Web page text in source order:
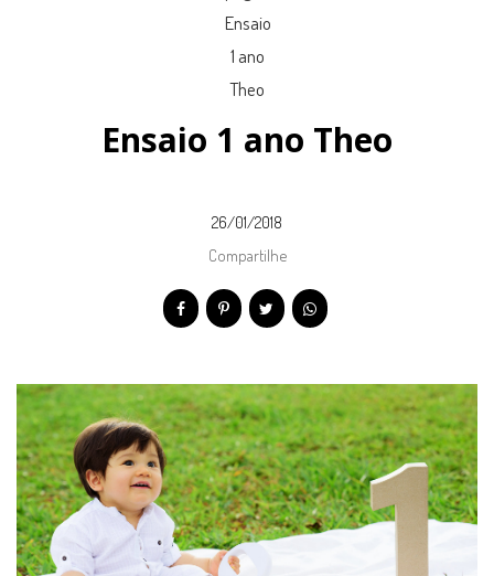
Ensaio 1 ano Theo
26/01/2018
Compartilhe